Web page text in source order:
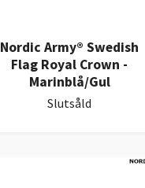
Nordic Army® Swedish
Flag Royal Crown -
Marinblå/Gul
Slutsåld